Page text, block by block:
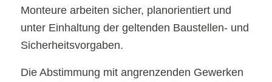
Monteure arbeiten sicher, planorientiert und
unter Einhaltung der geltenden Baustellen- und
Sicherheitsvorgaben.
Die Abstimmung mit angrenzenden Gewerken